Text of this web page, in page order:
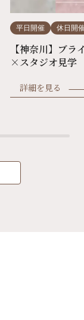
平日開催 休日開
【神奈川】ブ
×スタジオ見学
詳細を見る